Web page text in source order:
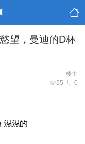
望，曼迪的D杯
楼主
55 0
濕濕的